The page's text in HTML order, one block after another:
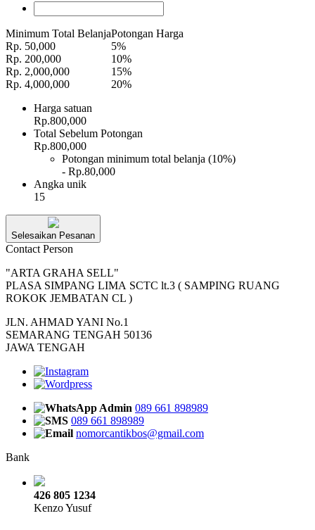
Minimum Total BelanjaPotongan Harga
Rp. 50,000
5%
Rp. 200,000
10%
Rp. 2,000,000
15%
Rp. 4,000,000
20%
Harga satuan
Rp.800,000
Total Sebelum Potongan
Rp.800,000
Potongan minimum total belanja (10%)
- Rp.80,000
Angka unik
15
Selesaikan Pesanan
Contact Person
"ARTA GRAHA SELL"
PLASA SIMPANG LIMA SCTC lt.3 ( SAMPING RUANG
ROKOK JEMBATAN CL )
JLN. AHMAD YANI No.1
SEMARANG TENGAH 50136
JAWA TENGAH
Admin 089 661 898989
089 661 898989
nomorcantikbos@gmail.com
Bank
426 805 1234
Kenzo Yusuf